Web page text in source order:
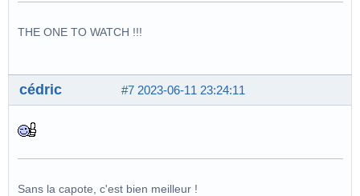
THE ONE TO WATCH !!!
#7 2023-06-11 23:24:11
cédric
Sans la capote, c'est bien meilleur !